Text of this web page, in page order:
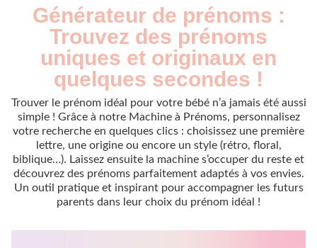
Générateur de prénoms :
Trouvez des prénoms
uniques et originaux en
quelques secondes !
Trouver le prénom idéal pour votre bébé n’a jamais été aussi
simple ! Grâce à notre Machine à Prénoms, personnalisez
votre recherche en quelques clics : choisissez une première
lettre, une origine ou encore un style (rétro, floral,
biblique…). Laissez ensuite la machine s’occuper du reste et
découvrez des prénoms parfaitement adaptés à vos envies.
Un outil pratique et inspirant pour accompagner les futurs
parents dans leur choix du prénom idéal !